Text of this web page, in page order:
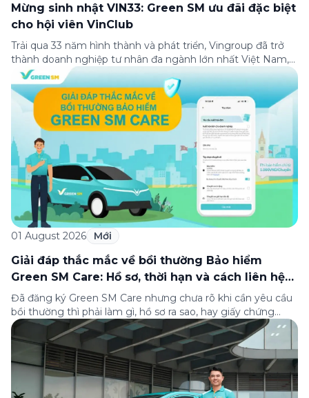
Mừng sinh nhật VIN33: Green SM ưu đãi đặc biệt
cho hội viên VinClub
Trải qua 33 năm hình thành và phát triển, Vingroup đã trở
thành doanh nghiệp tư nhân đa ngành lớn nhất Việt Nam,
lọt Top 30 doanh nghiệp lớn nhất Đông Nam Á theo bảng
xếp hạng của Tạp chí Fortune (Mỹ). Nhân kỷ niệm 33 năm
thành lập (8/8/1993 đến 8/8/2026), Green SM trân […]
01 August 2026 Mới
Giải đáp thắc mắc về bồi thường Bảo hiểm
Green SM Care: Hồ sơ, thời hạn và cách liên hệ
hỗ trợ
Đã đăng ký Green SM Care nhưng chưa rõ khi cần yêu cầu
bồi thường thì phải làm gì, hồ sơ ra sao, hay giấy chứng
nhận bảo hiểm tìm ở đâu? Bài viết này tổng hợp đầy đủ các
câu hỏi thường gặp nhất về quy trình bồi thường và hỗ trợ
của Green […]